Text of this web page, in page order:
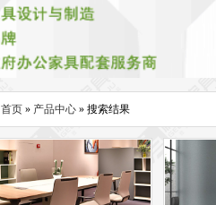
首页 » 产品中心 » 搜索结果